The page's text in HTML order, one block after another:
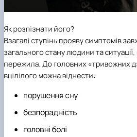
Як розпізнати його?
Взагалі ступінь прояву симптомів
загального стану людини та
пережила. До головних «тривожних
вцілілого можна віднести:
порушення сну
безпорадність
головні болі